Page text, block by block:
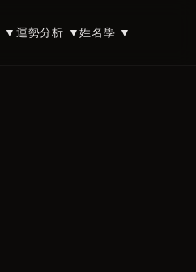
▼運勢分析 ▼姓名學 ▼